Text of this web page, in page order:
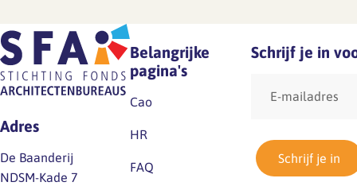
Adres
De Baanderij
NDSM-Kade 7
Belangrijke
pagina's
Cao
HR
FAQ
Schrijf je in
mailadres
Schrijf je in